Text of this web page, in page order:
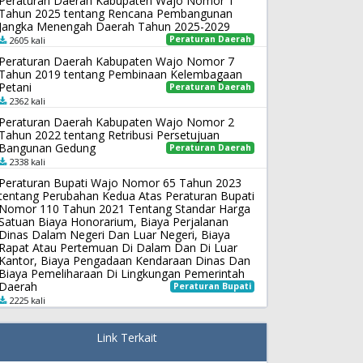
2025 tentang Rencana Pembangunan
Menengah Daerah Tahun 2025-2029
Peraturan Daerah
2605 kali
Daerah Kabupaten Wajo Nomor 7
2019 tentang Pembinaan Kelembagaan
Peraturan Daerah
2362 kali
Daerah Kabupaten Wajo Nomor 2
2022 tentang Retribusi Persetujuan
Gedung
Peraturan Daerah
2338 kali
Bupati Wajo Nomor 65 Tahun 2023
Perubahan Kedua Atas Peraturan Bupati
110 Tahun 2021 Tentang Standar Harga
Biaya Honorarium, Biaya Perjalanan
Dalam Negeri Dan Luar Negeri, Biaya
Atau Pertemuan Di Dalam Dan Di Luar
Biaya Pengadaan Kendaraan Dinas Dan
Pemeliharaan Di Lingkungan Pemerintah
Peraturan Bupati
2225 kali
Link Terkait